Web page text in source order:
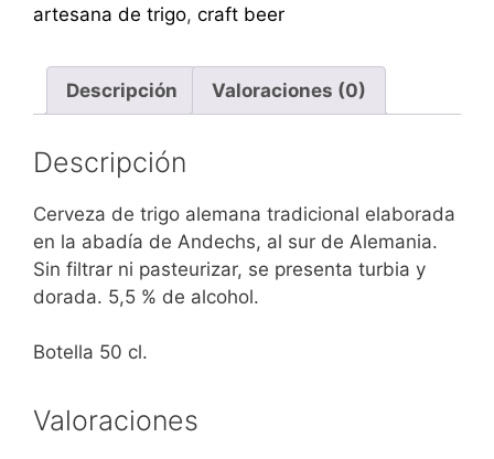
artesana de trigo, craft beer
Descripción Valoraciones (0)
Descripción
Cerveza de trigo alemana tradicional elaborada
en la abadía de Andechs, al sur de Alemania.
Sin filtrar ni pasteurizar, se presenta turbia y
dorada. 5,5 % de alcohol.
Botella 50 cl.
Valoraciones